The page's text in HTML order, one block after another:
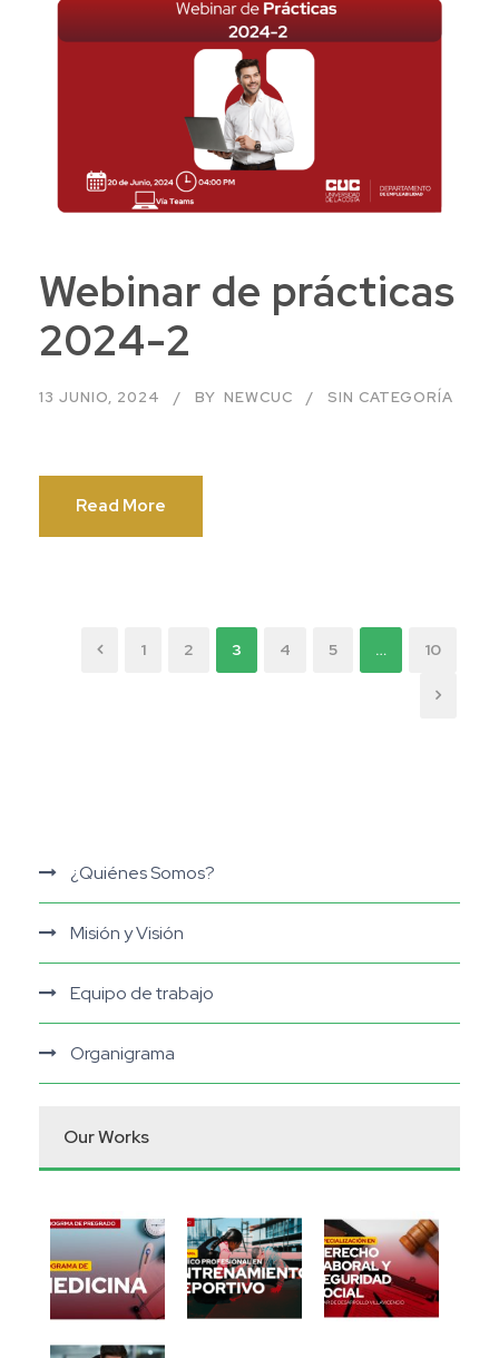
Webinar de prácticas
2024-2
13 JUNIO, 2024 BY NEWCUC SIN CATEGORÍA
Read More
1 2 3 4 5 … 10
¿Quiénes Somos?
Misión y Visión
Equipo de trabajo
Organigrama
Our Works